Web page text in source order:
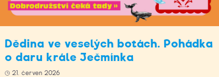
Dědina ve veselých botách. Pohádka
o daru krále Ječmínka
21. červen 2026